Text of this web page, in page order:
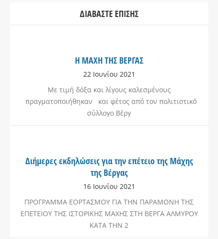
ΔΙΑΒΆΣΤΕ ΕΠΊΣΗΣ
Η ΜΑΧΗ ΤΗΣ ΒΕΡΓΑΣ
22 Ιουνίου 2021
Με τιμή δόξα και λίγους καλεσμένους
πραγματοποιήθηκαν και φέτος από τον πολιτιστικό
σύλλογο Βέργ
Διήμερες εκδηλώσεις για την επέτειο της Μάχης
της Βέργας
16 Ιουνίου 2021
ΠΡΟΓΡΑΜΜΑ ΕΟΡΤΑΣΜΟΥ ΓΙΑ ΤΗΝ ΠΑΡΑΜΟΝΗ ΤΗΣ
ΕΠΕΤΕΙΟΥ ΤΗΣ ΙΣΤΟΡΙΚΗΣ ΜΑΧΗΣ ΣΤΗ ΒΕΡΓΑ ΑΛΜΥΡΟΥ
ΚΑΤΑ ΤΗΝ 2